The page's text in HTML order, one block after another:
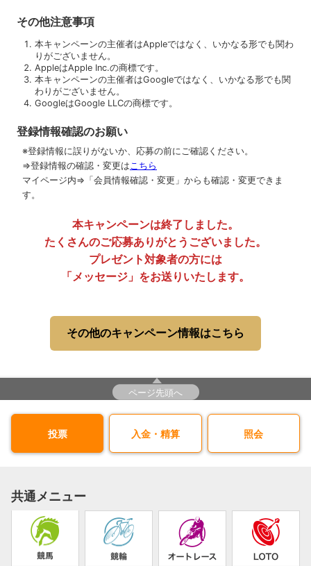
その他注意事項
本キャンペーンの主催者はAppleではなく、いかなる形でも関わ
りがございません。
AppleはApple Inc.の商標です。
本キャンペーンの主催者はGoogleではなく、いかなる形でも関
わりがございません。
GoogleはGoogle LLCの商標です。
登録情報確認のお願い
※登録情報に誤りがないか、応募の前にご確認ください。
⇒登録情報の確認・変更はこちら
マイページ内⇒「会員情報確認・変更」からも確認・変更できま
す。
本キャンペーンは終了しました。
たくさんのご応募ありがとうございました。
プレゼント対象者の方には
「メッセージ」をお送りいたします。
その他のキャンペーン情報はこちら
ページ先頭へ
投票 入金・精算 照会
共通メニュー